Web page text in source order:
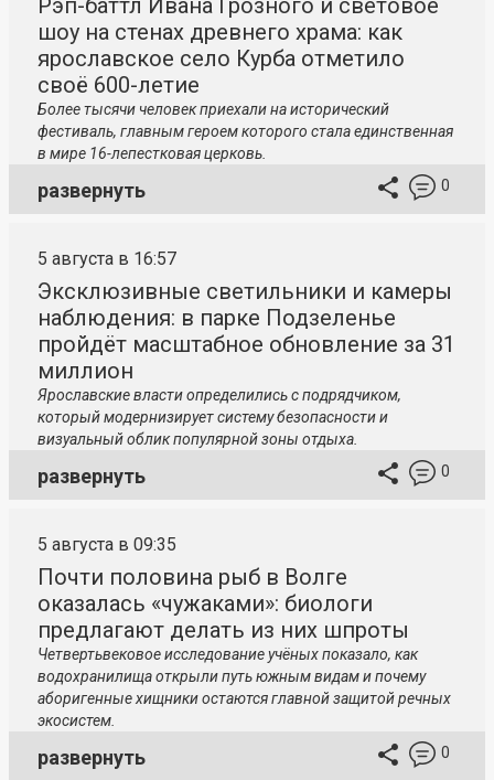
Рэп-баттл Ивана Грозного и световое
шоу на стенах древнего храма: как
ярославское село Курба отметило
своё 600-летие
Более тысячи человек приехали на исторический
фестиваль, главным героем которого стала единственная
в мире 16-лепестковая церковь.
развернуть 0
5 августа в 16:57
Эксклюзивные светильники и камеры
наблюдения: в парке Подзеленье
пройдёт масштабное обновление за 31
миллион
Ярославские власти определились с подрядчиком,
который модернизирует систему безопасности и
визуальный облик популярной зоны отдыха.
развернуть 0
5 августа в 09:35
Почти половина рыб в Волге
оказалась «чужаками»: биологи
предлагают делать из них шпроты
Четвертьвековое исследование учёных показало, как
водохранилища открыли путь южным видам и почему
аборигенные хищники остаются главной защитой речных
экосистем.
развернуть 0